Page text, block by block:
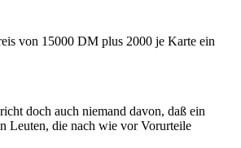
von 15000 DM plus 2000 je Karte ein
doch auch niemand davon, daß ein
Leuten, die nach wie vor Vorurteile